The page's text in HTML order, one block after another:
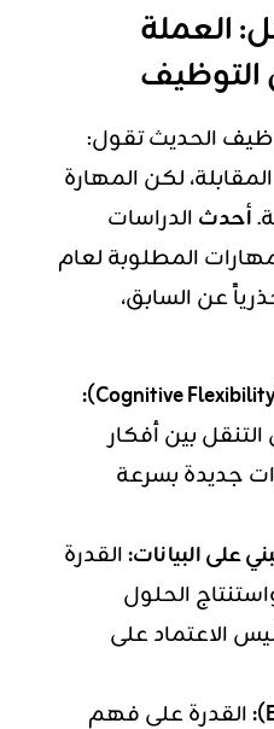
العملة
الحديث تقول:
لكن المهارة
أحدثالدراسات
المطلوبة لعام
عن السابق،
بين أفكار
جديدة بسرعة
على البيانات:القدرة
الحلول
الاعتماد على
القدرة على فهم